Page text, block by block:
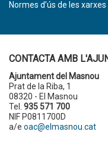
Normes d’ús de les
CONTACTA AMB
Ajuntament del Masnou
Prat de la Riba, 1
08320 - El Masnou
Tel. 935 571 700
NIF P0811700D
a/e oac@elmasnou.cat